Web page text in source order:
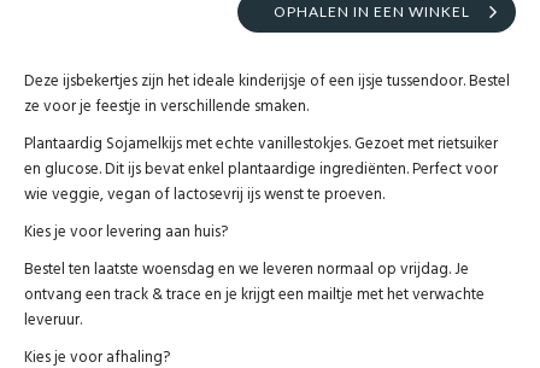
OPHALEN IN EEN WINKEL
Deze ijsbekertjes zijn het ideale kinderijsje of een ijsje tussendoor. Bestel
ze voor je feestje in verschillende smaken.
Plantaardig Sojamelkijs met echte vanillestokjes. Gezoet met rietsuiker
en glucose. Dit ijs bevat enkel plantaardige ingrediënten. Perfect voor
wie veggie, vegan of lactosevrij ijs wenst te proeven.
Kies je voor levering aan huis?
Bestel ten laatste woensdag en we leveren normaal op vrijdag. Je
ontvang een track & trace en je krijgt een mailtje met het verwachte
leveruur.
Kies je voor afhaling?